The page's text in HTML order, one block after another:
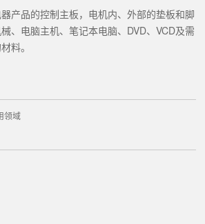
产品的控制主板，电机内、外部的垫板和脚
、电脑主机、笔记本电脑、DVD、VCD及需
料。
领域